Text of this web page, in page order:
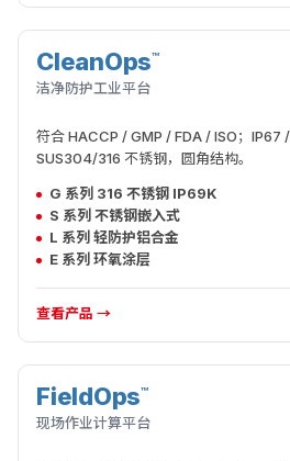
洁净执行
CleanOps™
洁净防护工业平台
符合 HACCP / GMP / FDA / ISO；IP67 /
SUS304/316 不锈钢，圆角结构。
G 系列 316 不锈钢 IP69K
S 系列 不锈钢嵌入式
L 系列 轻防护铝合金
E 系列 环氧涂层
查看产品 →
现场执行
FieldOps™
现场作业计算平台